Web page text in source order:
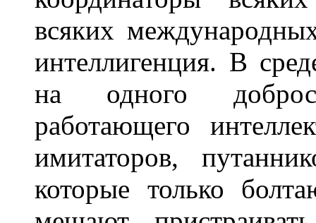
всяких
интеллигенция. В
на одного
работающего
имитаторов,
которые только